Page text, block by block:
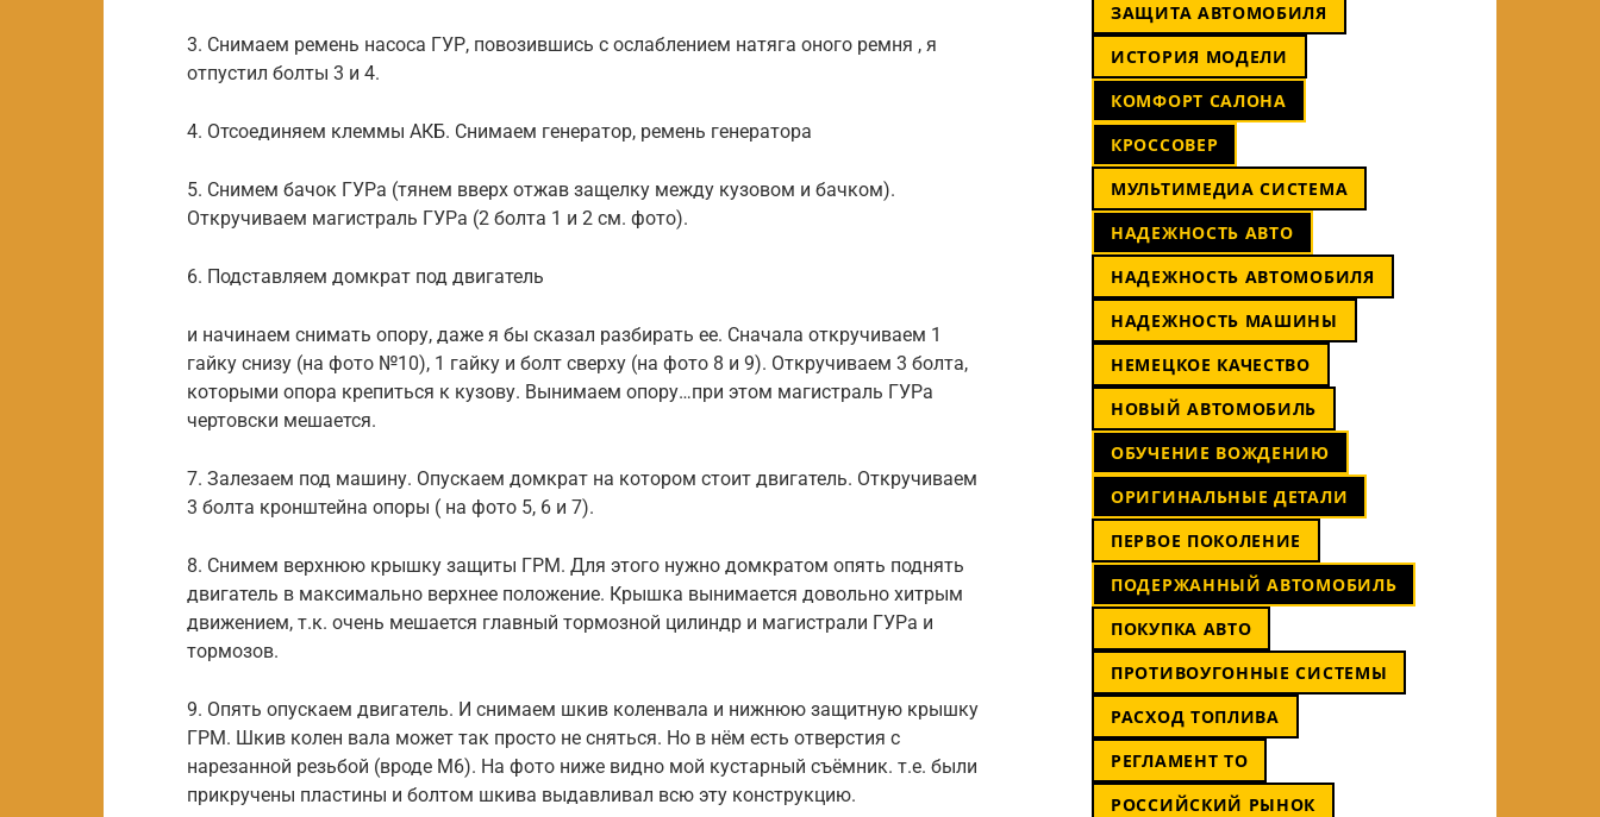
3. Снимаем ремень насоса ГУР, повозившись с ослаблением натяга оного ремня , я
отпустил болты 3 и 4.
4. Отсоединяем клеммы АКБ. Снимаем генератор, ремень генератора
5. Снимем бачок ГУРа (тянем вверх отжав защелку между кузовом и бачком).
Откручиваем магистраль ГУРа (2 болта 1 и 2 см. фото).
6. Подставляем домкрат под двигатель
и начинаем снимать опору, даже я бы сказал разбирать ее. Сначала откручиваем 1
гайку снизу (на фото №10), 1 гайку и болт сверху (на фото 8 и 9). Откручиваем 3 болта,
которыми опора крепиться к кузову. Вынимаем опору…при этом магистраль ГУРа
чертовски мешается.
7. Залезаем под машину. Опускаем домкрат на котором стоит двигатель. Откручиваем
3 болта кронштейна опоры ( на фото 5, 6 и 7).
8. Снимем верхнюю крышку защиты ГРМ. Для этого нужно домкратом опять поднять
двигатель в максимально верхнее положение. Крышка вынимается довольно хитрым
движением, т.к. очень мешается главный тормозной цилиндр и магистрали ГУРа и
тормозов.
9. Опять опускаем двигатель. И снимаем шкив коленвала и нижнюю защитную крышку
ГРМ. Шкив колен вала может так просто не сняться. Но в нём есть отверстия с
нарезанной резьбой (вроде М6). На фото ниже видно мой кустарный съёмник. т.е. были
прикручены пластины и болтом шкива выдавливал всю эту конструкцию.
ЗАЩИТА АВТОМОБИЛЯ
ИСТОРИЯ МОДЕЛИ
КОМФОРТ САЛОНА
КРОССОВЕР
МУЛЬТИМЕДИА СИСТЕМА
НАДЕЖНОСТЬ АВТО
НАДЕЖНОСТЬ АВТОМОБИЛЯ
НАДЕЖНОСТЬ МАШИНЫ
НЕМЕЦКОЕ КАЧЕСТВО
НОВЫЙ АВТОМОБИЛЬ
ОБУЧЕНИЕ ВОЖДЕНИЮ
ОРИГИНАЛЬНЫЕ ДЕТАЛИ
ПЕРВОЕ ПОКОЛЕНИЕ
ПОДЕРЖАННЫЙ АВТОМОБИЛЬ
ПОКУПКА АВТО
ПРОТИВОУГОННЫЕ СИСТЕМЫ
РАСХОД ТОПЛИВА
РЕГЛАМЕНТ ТО
РОССИЙСКИЙ РЫНОК